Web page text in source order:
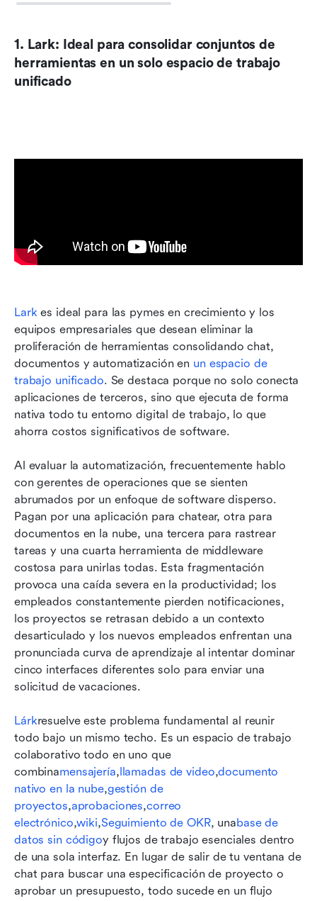
1. Lark: Ideal para consolidar conjuntos de
herramientas en un solo espacio de trabajo
unificado
Lark es ideal para las pymes en crecimiento y los
equipos empresariales que desean eliminar la
proliferación de herramientas consolidando chat,
documentos y automatización en un espacio de
trabajo unificado. Se destaca porque no solo conecta
aplicaciones de terceros, sino que ejecuta de forma
nativa todo tu entorno digital de trabajo, lo que
ahorra costos significativos de software.
Al evaluar la automatización, frecuentemente hablo
con gerentes de operaciones que se sienten
abrumados por un enfoque de software disperso.
Pagan por una aplicación para chatear, otra para
documentos en la nube, una tercera para rastrear
tareas y una cuarta herramienta de middleware
costosa para unirlas todas. Esta fragmentación
provoca una caída severa en la productividad; los
empleados constantemente pierden notificaciones,
los proyectos se retrasan debido a un contexto
desarticulado y los nuevos empleados enfrentan una
pronunciada curva de aprendizaje al intentar dominar
cinco interfaces diferentes solo para enviar una
solicitud de vacaciones.
Lárkresuelve este problema fundamental al reunir
todo bajo un mismo techo. Es un espacio de trabajo
colaborativo todo en uno que
combinamensajería,llamadas de video,documento
nativo en la nube,gestión de
proyectos,aprobaciones,correo
electrónico,wiki,Seguimiento de OKR, unabase de
datos sin códigoy flujos de trabajo esenciales dentro
de una sola interfaz. En lugar de salir de tu ventana de
chat para buscar una especificación de proyecto o
aprobar un presupuesto, todo sucede en un flujo